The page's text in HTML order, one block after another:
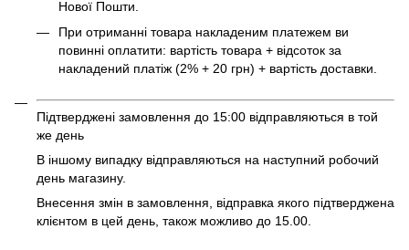
Нової Пошти.
При отриманні товара накладеним платежем ви
повинні оплатити: вартість товара + відсоток за
накладений платіж (2% + 20 грн) + вартість доставки.
Підтверджені замовлення до 15:00 відправляються в той
же день
В іншому випадку відправляються на наступний робочий
день магазину.
Внесення змін в замовлення, відправка якого підтверджена
клієнтом в цей день, також можливо до 15.00.